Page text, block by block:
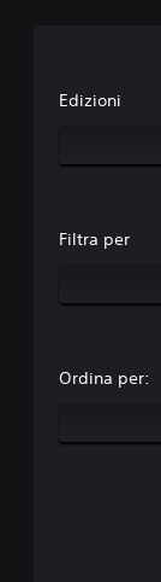
Edizioni
Filtra per
Ordina per: